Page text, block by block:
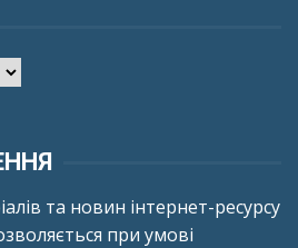
та новин інтернет-ресурсу
при умові